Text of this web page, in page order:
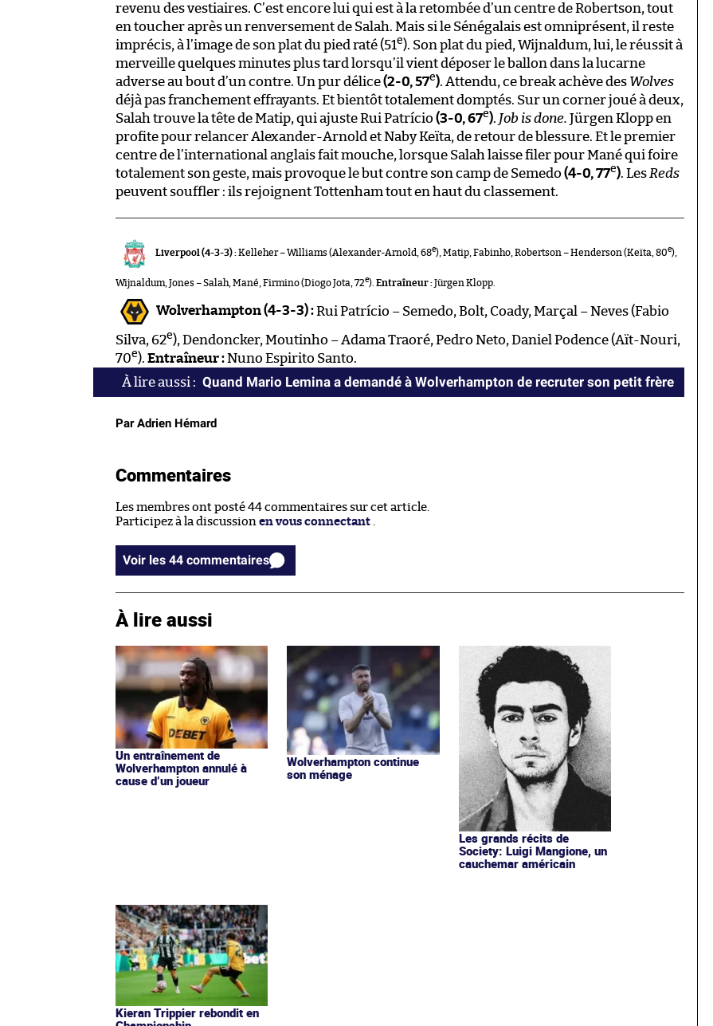
revenu des vestiaires. C’est encore lui qui est à la retombée d’un centre de Robertson, tout
en toucher après un renversement de Salah. Mais si le Sénégalais est omniprésent, il reste
imprécis, à l’image de son plat du pied raté (51e). Son plat du pied, Wijnaldum, lui, le réussit à
merveille quelques minutes plus tard lorsqu’il vient déposer le ballon dans la lucarne
adverse au bout d’un contre. Un pur délice(2-0, 57e). Attendu, ce break achève des Wolves
déjà pas franchement effrayants. Et bientôt totalement domptés. Sur un corner joué à deux,
Salah trouve la tête de Matip, qui ajuste Rui Patrício (3-0, 67e). Job is done. Jürgen Klopp en
profite pour relancer Alexander-Arnold et Naby Keïta, de retour de blessure. Et le premier
centre de l’international anglais fait mouche, lorsque Salah laisse filer pour Mané qui foire
totalement son geste, mais provoque le but contre son camp de Semedo (4-0, 77e). Les Reds
peuvent souffler : ils rejoignent Tottenham tout en haut du classement.
Liverpool (4-3-3) :Kelleher – Williams (Alexander-Arnold, 68e), Matip, Fabinho, Robertson – Henderson (Keïta, 80e),
Wijnaldum, Jones – Salah, Mané, Firmino (Diogo Jota, 72e). Entraîneur :Jürgen Klopp.
Wolverhampton (4-3-3) :Rui Patrício – Semedo, Bolt, Coady, Marçal – Neves (Fabio
Silva, 62e), Dendoncker, Moutinho – Adama Traoré, Pedro Neto, Daniel Podence (Aït-Nouri,
70e). Entraîneur :Nuno Espirito Santo.
Quand Mario Lemina a demandé à Wolverhampton de recruter son petit frère
Par Adrien Hémard
Commentaires
Les membres ont posté 44 commentaires sur cet article.
Participez à la discussion en vous connectant
Voir les 44 commentaires
À lire aussi
Un entraînement de
Wolverhampton annulé à
cause d’un joueur
Wolverhampton continue
son ménage
Les grands récits de
Society: Luigi Mangione, un
cauchemar américain
Kieran Trippier rebondit en